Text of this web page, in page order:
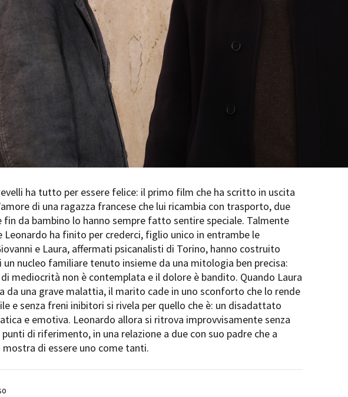
Fund
NEWS
CASTING
EVENTI, SPECIALI
Anteprime in Piemonte
TFI Torino Film Industry - Production
Avenue Cove - Erasmus +
Guarda che storia!
La Grazia - Immagini e location della
Torino di Paolo Sorrentino
Open Day
Location - Accedi al tuo
Bandi e gare Contatti Privacy Cookie policy Whistleblowing Credits
ha tutto per essere felice: il primo film che ha scritto in uscita
di una ragazza francese che lui ricambia con trasporto, due
fin da bambino lo hanno sempre fatto sentire speciale. Talmente
Leonardo ha finito per crederci, figlio unico in entrambe le
e Laura, affermati psicanalisti di Torino, hanno costruito
un nucleo familiare tenuto insieme da una mitologia ben precisa:
mediocrità non è contemplata e il dolore è bandito. Quando Laura
da una grave malattia, il marito cade in uno sconforto che lo rende
e senza freni inibitori si rivela per quello che è: un disadattato
e emotiva. Leonardo allora si ritrova improvvisamente senza
di riferimento, in una relazione a due con suo padre che a
mostra di essere uno come tanti.